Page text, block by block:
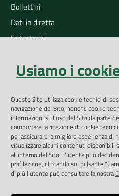
Bollettini
Dati in diretta
Dati storici
Open Data
App Arpav
Rapporti regionali annuali
Le Infografiche
Dispenser dati
Vai alla pagina
Usiamo i
Questo Sito utilizza cookie tecnici di
navigazione del Sito, nonchè cookie
informazioni sull'uso del Sito da parte
comportare la ricezione di cookie
per assicurare la migliore esperienza di
visualizzare alcuni contenuti disponibili
all'interno del Sito. L'utente può
profilazione, cliccando sul pulsante
di più l'utente può consultare la nostra